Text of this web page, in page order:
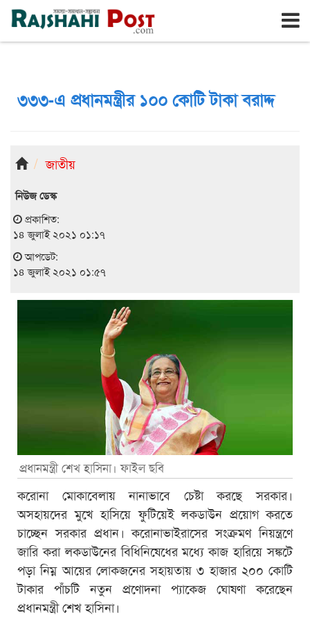
রাজশাহী সোমবার, ১০ই আগস্ট ২০২৬, ২৭শে শ্রাবণ ১৪৩৩
৩৩৩-এ প্রধানমন্ত্রীর ১০০ কোটি টাকা বরাদ্দ
জাতীয়
নিউজ ডেস্ক
প্রকাশিত:
১৪ জুলাই ২০২১ ০১:১৭
আপডেট:
১৪ জুলাই ২০২১ ০১:৫৭
প্রধানমন্ত্রী শেখ হাসিনা। ফাইল ছবি
করোনা মোকাবেলায় নানাভাবে চেষ্টা করছে সরকার।
অসহায়দের মুখে হাসিয়ে ফুটিয়েই লকডাউন প্রয়োগ করতে
চাচ্ছেন সরকার প্রধান। করোনাভাইরাসের সংক্রমণ নিয়ন্ত্রণে
জারি করা লকডাউনের বিধিনিষেধের মধ্যে কাজ হারিয়ে সঙ্কটে
পড়া নিম্ন আয়ের লোকজনের সহায়তায় ৩ হাজার ২০০ কোটি
টাকার পাঁচটি নতুন প্রণোদনা প্যাকেজ ঘোষণা করেছেন
প্রধানমন্ত্রী শেখ হাসিনা।